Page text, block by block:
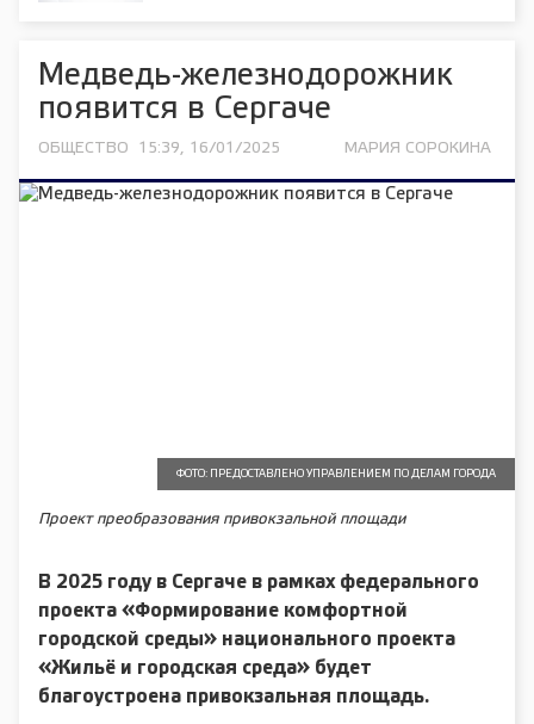
Медведь-железнодорожник
появится в Сергаче
ОБЩЕСТВО 15:39, 16/01/2025 МАРИЯ СОРОКИНА
ФОТО: ПРЕДОСТАВЛЕНО УПРАВЛЕНИЕМ ПО ДЕЛАМ ГОРОДА
Проект преобразования привокзальной площади
В 2025 году в Сергаче в рамках федерального
проекта «Формирование комфортной
городской среды» национального проекта
«Жильё и городская среда» будет
благоустроена привокзальная площадь.